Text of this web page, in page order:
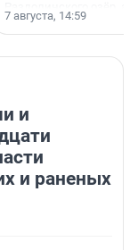
недалеко от Большого
водопада.
7 августа, 14:59
и
и раненых